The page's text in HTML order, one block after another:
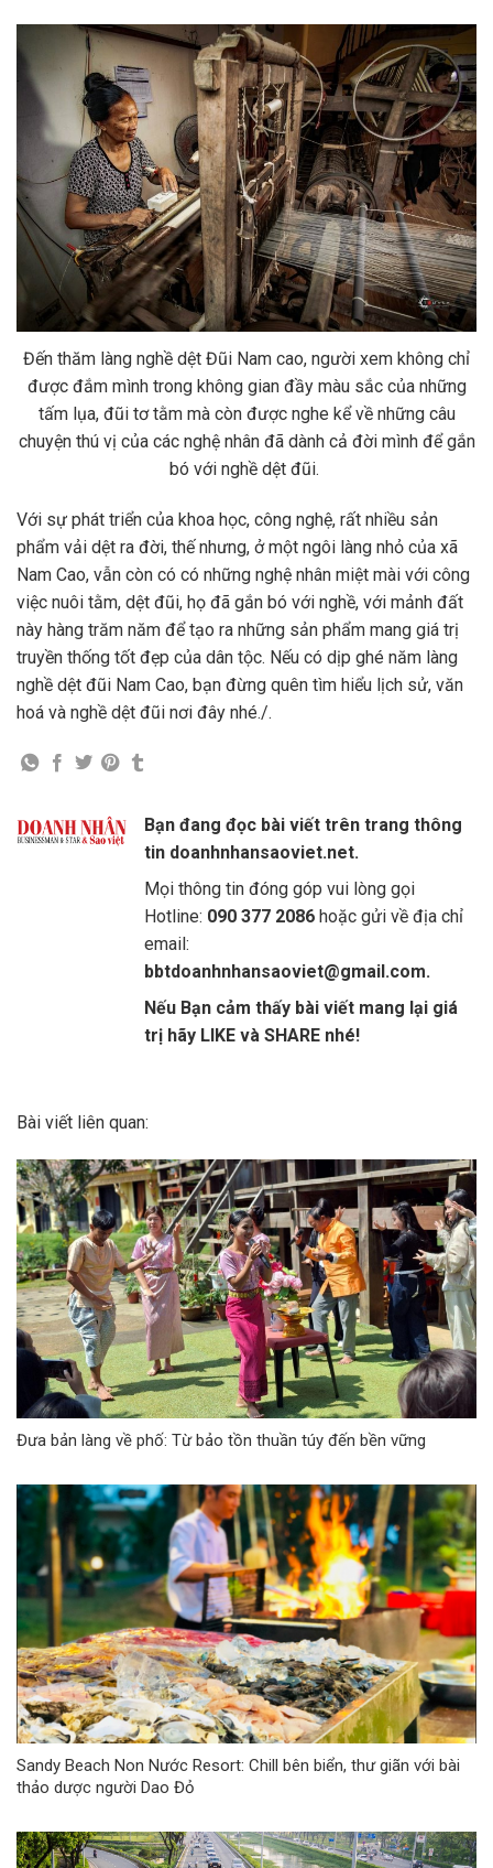
Đến thăm làng nghề dệt Đũi Nam cao, người xem không chỉ
được đắm mình trong không gian đầy màu sắc của những
tấm lụa, đũi tơ tằm mà còn được nghe kể về những câu
chuyện thú vị của các nghệ nhân đã dành cả đời mình để gắn
bó với nghề dệt đũi.
Với sự phát triển của khoa học, công nghệ, rất nhiều sản
phẩm vải dệt ra đời, thế nhưng, ở một ngôi làng nhỏ của xã
Nam Cao, vẫn còn có có những nghệ nhân miệt mài với công
việc nuôi tằm, dệt đũi, họ đã gắn bó với nghề, với mảnh đất
này hàng trăm năm để tạo ra những sản phẩm mang giá trị
truyền thống tốt đẹp của dân tộc. Nếu có dịp ghé năm làng
nghề dệt đũi Nam Cao, bạn đừng quên tìm hiểu lịch sử, văn
hoá và nghề dệt đũi nơi đây nhé./.
Bạn đang đọc bài viết trên trang thông
tin doanhnhansaoviet.net.
Mọi thông tin đóng góp vui lòng gọi
Hotline: 090 377 2086 hoặc gửi về địa chỉ
email:
bbtdoanhnhansaoviet@gmail.com.
Nếu Bạn cảm thấy bài viết mang lại giá
trị hãy LIKE và SHARE nhé!
Bài viết liên quan:
Đưa bản làng về phố: Từ bảo tồn thuần túy đến bền vững
Sandy Beach Non Nước Resort: Chill bên biển, thư giãn với bài
thảo dược người Dao Đỏ